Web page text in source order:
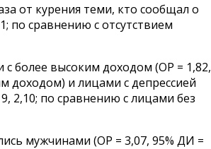
от курения теми, кто сообщал о
по сравнению с отсутствием
более высоким доходом (ОР = 1,82,
доходом) и лицами с депрессией
2,10; по сравнению с лицами без
мужчинами (ОР = 3,07, 95% ДИ =